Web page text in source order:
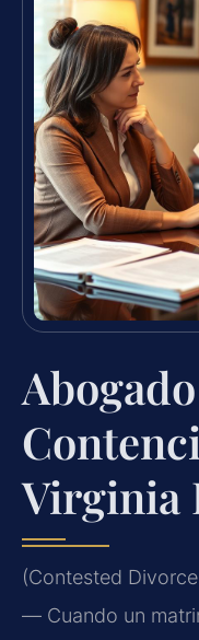
Virginia
(Contested
— Cuando un